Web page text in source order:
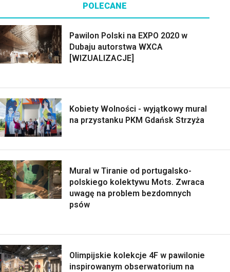
POLECANE
Pawilon Polski na EXPO 2020 w
Dubaju autorstwa WXCA
[WIZUALIZACJE]
Kobiety Wolności - wyjątkowy mural
na przystanku PKM Gdańsk Strzyża
Mural w Tiranie od portugalsko-
polskiego kolektywu Mots. Zwraca
uwagę na problem bezdomnych
psów
Olimpijskie kolekcje 4F w pawilonie
inspirowanym obserwatorium na